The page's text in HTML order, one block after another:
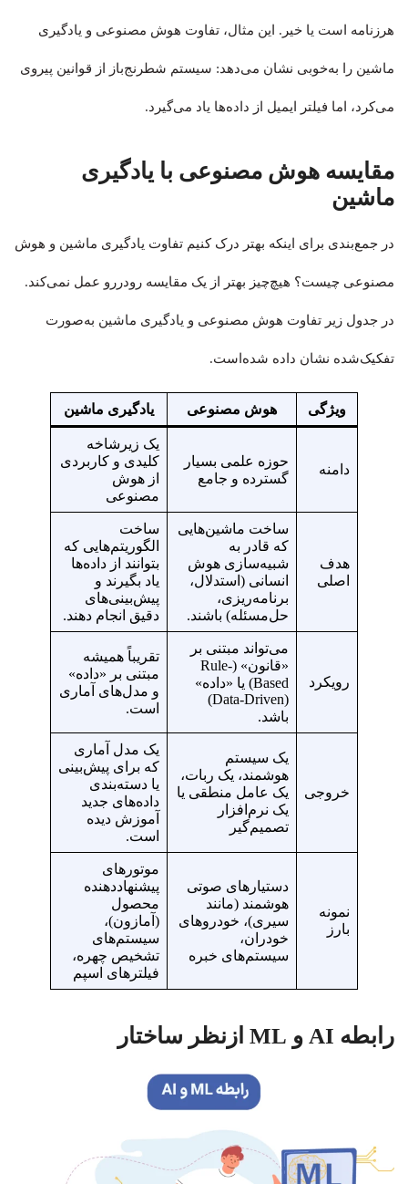
هرزنامه است یا خیر. این مثال، تفاوت هوش مصنوعی و یادگیری
ماشین را به‌خوبی نشان می‌دهد: سیستم شطرنج‌باز از قوانین پیروی
می‌کرد، اما فیلتر ایمیل از داده‌ها یاد می‌گیرد.
مقایسه هوش مصنوعی با یادگیری
ماشین
در جمع‌بندی برای اینکه بهتر درک کنیم تفاوت یادگیری ماشین و هوش
مصنوعی چیست؟ هیچ‌چیز بهتر از یک مقایسه رودررو عمل نمی‌کند.
در جدول زیر تفاوت هوش مصنوعی و یادگیری ماشین به‌صورت
تفکیک‌شده نشان داده شده‌است.
ویژگی هوش مصنوعی یادگیری ماشین
دامنه
حوزه علمی بسیار
گسترده و جامع
یک زیرشاخه
کلیدی و کاربردی
از هوش
مصنوعی
هدف
اصلی
ساخت ماشین‌هایی
که قادر به
شبیه‌سازی هوش
انسانی (استدلال،
برنامه‌ریزی،
حل‌مسئله) باشند.
ساخت
الگوریتم‌هایی که
بتوانند از داده‌ها
یاد بگیرند و
پیش‌بینی‌های
دقیق انجام دهند.
رویکرد
می‌تواند مبتنی بر
«قانون» (Rule-
Based) یا «داده»
(Data-Driven)
باشد.
تقریباً همیشه
مبتنی بر «داده»
و مدل‌های آماری
است.
خروجی
یک سیستم
هوشمند، یک ربات،
یک عامل منطقی یا
یک نرم‌افزار
تصمیم‌گیر
یک مدل آماری
که برای پیش‌بینی
یا دسته‌بندی
داده‌های جدید
آموزش دیده
است.
نمونه
بارز
دستیارهای صوتی
هوشمند (مانند
سیری)، خودروهای
خودران،
سیستم‌های خبره
موتورهای
پیشنهاددهنده
محصول
(آمازون)،
سیستم‌های
تشخیص چهره،
فیلترهای اسپم
رابطه AI و ML ازنظر ساختار